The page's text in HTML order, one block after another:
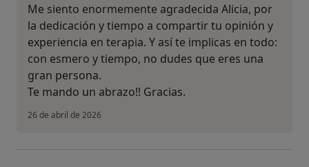
Me siento enormemente agradecida Alicia, por
la dedicación y tiempo a compartir tu opinión y
experiencia en terapia. Y así te implicas en todo:
con esmero y tiempo, no dudes que eres una
gran persona.
Te mando un abrazo!! Gracias.
26 de abril de 2026